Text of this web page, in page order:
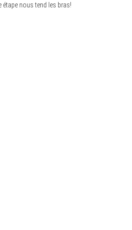
étape nous tend les bras!